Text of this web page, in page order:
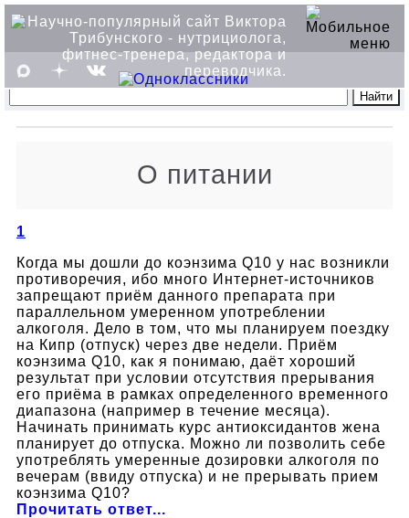
О питании
1
Когда мы дошли до коэнзима Q10 у нас возникли
противоречия, ибо много Интернет-источников
запрещают приём данного препарата при
параллельном умеренном употреблении
алкоголя. Дело в том, что мы планируем поездку
на Кипр (отпуск) через две недели. Приём
коэнзима Q10, как я понимаю, даёт хороший
результат при условии отсутствия прерывания
его приёма в рамках определенного временного
диапазона (например в течение месяца).
Начинать принимать курс антиоксидантов жена
планирует до отпуска. Можно ли позволить себе
употреблять умеренные дозировки алкоголя по
вечерам (ввиду отпуска) и не прерывать прием
коэнзима Q10?
Прочитать ответ...